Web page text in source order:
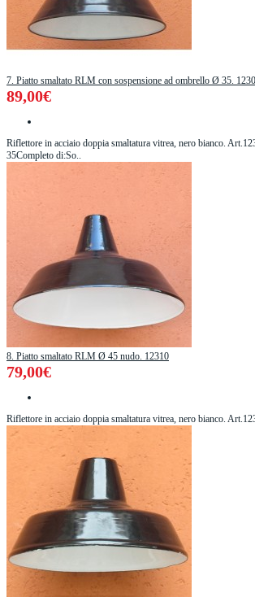
7. Piatto smaltato RLM con sospensione ad ombrello Ø 35.
89,00€
Riflettore in acciaio doppia smaltatura vitrea, nero bianco.
35Completo di:So..
8. Piatto smaltato RLM Ø 45 nudo. 12310
79,00€
Riflettore in acciaio doppia smaltatura vitrea, nero bianco.